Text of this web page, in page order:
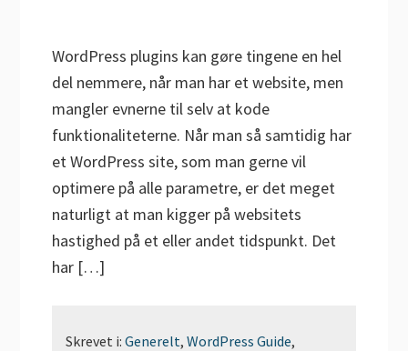
WordPress plugins kan gøre tingene en hel
del nemmere, når man har et website, men
mangler evnerne til selv at kode
funktionaliteterne. Når man så samtidig har
et WordPress site, som man gerne vil
optimere på alle parametre, er det meget
naturligt at man kigger på websitets
hastighed på et eller andet tidspunkt. Det
har […]
Skrevet i:Generelt,WordPress Guide,